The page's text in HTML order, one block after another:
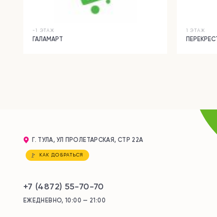
-1 ЭТАЖ
ГАЛАМАРТ
1 ЭТАЖ
Г. ТУЛА, УЛ ПРОЛЕТАРСКАЯ, СТР 22А
КАК ДОБРАТЬСЯ
+7 (4872) 55-70-70
ЕЖЕДНЕВНО, 10:00 — 21:00